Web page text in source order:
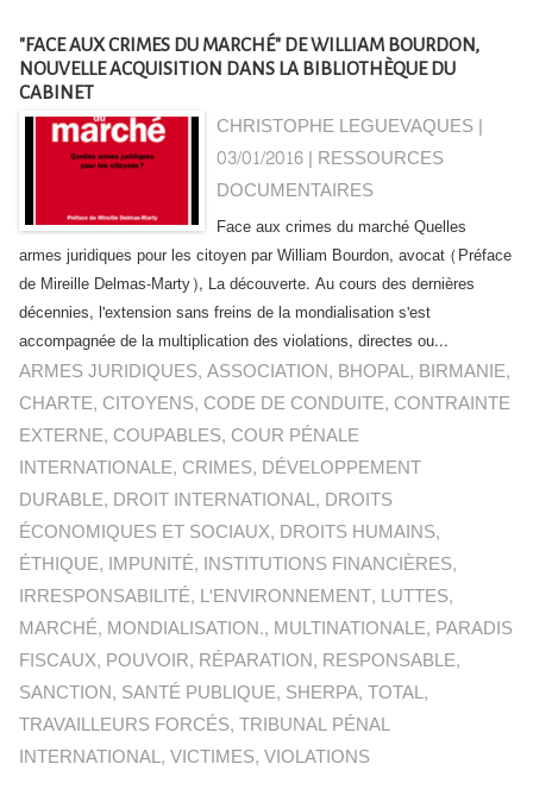
"FACE AUX CRIMES DU MARCHÉ" DE WILLIAM BOURDON,
NOUVELLE ACQUISITION DANS LA BIBLIOTHÈQUE DU
CABINET
CHRISTOPHE LEGUEVAQUES |
03/01/2016| RESSOURCES
DOCUMENTAIRES
Face aux crimes du marché Quelles
armes juridiques pour les citoyen par William Bourdon, avocat (Préface
de Mireille Delmas-Marty), La découverte. Au cours des dernières
décennies, l'extension sans freins de la mondialisation s'est
accompagnée de la multiplication des violations, directes ou...
ARMES JURIDIQUES,ASSOCIATION, BHOPAL, BIRMANIE,
CHARTE, CITOYENS, CODE DE CONDUITE, CONTRAINTE
EXTERNE, COUPABLES, COUR PÉNALE
INTERNATIONALE, CRIMES, DÉVELOPPEMENT
DURABLE, DROIT INTERNATIONAL, DROITS
ÉCONOMIQUES ET SOCIAUX, DROITS HUMAINS,
ÉTHIQUE, IMPUNITÉ, INSTITUTIONS FINANCIÈRES,
IRRESPONSABILITÉ, L'ENVIRONNEMENT, LUTTES,
MARCHÉ, MONDIALISATION., MULTINATIONALE, PARADIS
FISCAUX, POUVOIR, RÉPARATION, RESPONSABLE,
SANCTION, SANTÉ PUBLIQUE, SHERPA,TOTAL,
TRAVAILLEURS FORCÉS,TRIBUNAL PÉNAL
INTERNATIONAL,VICTIMES,VIOLATIONS